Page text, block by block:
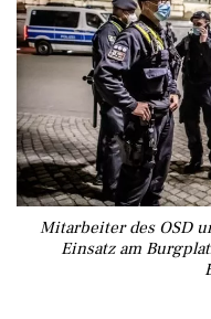
Mitarbeiter des OSD
Einsatz am